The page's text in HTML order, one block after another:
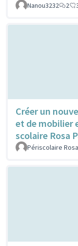
Nanou3232
2
Créer un
et de mobilier
scolaire Rosa
Périscolaire